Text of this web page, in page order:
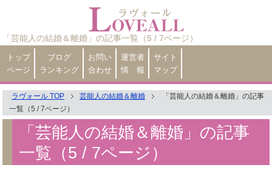
「芸能人の結婚＆離婚」の記事一覧（5 / 7ページ）
トップ
ページ
ブログ
ランキング
お問い
合わせ
運営者
情 報
サイト
マップ
ラヴォール TOP 芸能人の結婚＆離婚
「芸能人の結婚＆離婚」の記事
一覧（5 / 7ページ）
「芸能人の結婚＆離婚」の記事
一覧（5 / 7ページ）